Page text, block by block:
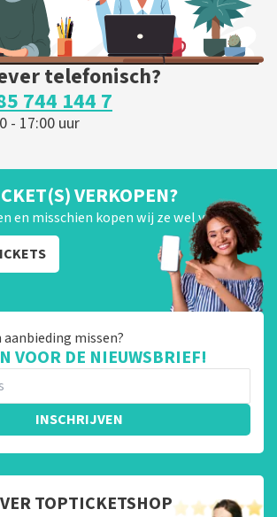
telefonisch?
744 144 7
- 17:00 uur
VERKOPEN?
en misschien kopen wij ze wel van je!
missen?
VOOR DE NIEUWSBRIEF!
INSCHRIJVEN
TOPTICKETSHOP